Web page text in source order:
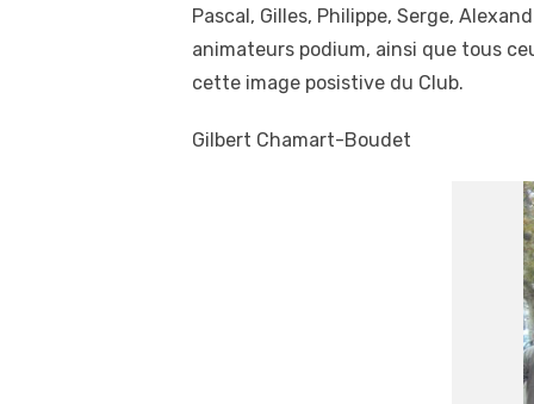
Pascal, Gilles, Philippe, Serge,
animateurs podium, ainsi que tous
cette image posistive du Club.
Gilbert Chamart-Boudet